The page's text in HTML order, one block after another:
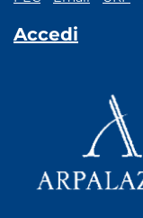
Accedi